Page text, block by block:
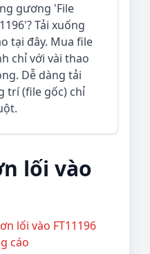
gương 'File
Tải xuống
tại đây. Mua file
chỉ với vài thao
Dễ dàng tải
trí (file gốc) chỉ
lối vào
lối vào FT11196
cáo